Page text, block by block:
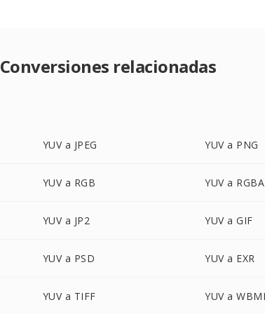
Conversiones relacionadas
YUV a JPEG YUV a PNG
YUV a RGB YUV a RGBA
YUV a JP2 YUV a GIF
YUV a PSD YUV a EXR
YUV a TIFF YUV a